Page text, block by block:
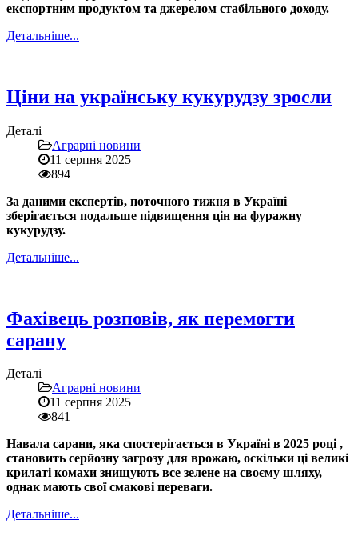
експортним продуктом та джерелом стабільного доходу.
Детальніше...
Ціни на українську кукурудзу зросли
Деталі
Аграрні новини
11 серпня 2025
894
За даними експертів, поточного тижня в Україні
зберігається подальше підвищення цін на фуражну
кукурудзу.
Детальніше...
Фахівець розповів, як перемогти
сарану
Деталі
Аграрні новини
11 серпня 2025
841
Навала сарани, яка спостерігається в Україні в 2025 році ,
становить серйозну загрозу для врожаю, оскільки ці великі
крилаті комахи знищують все зелене на своєму шляху,
однак мають свої смакові переваги.
Детальніше...